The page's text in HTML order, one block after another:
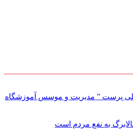
پرست ” مدیریت و موسس آموزشگاه
به نفع مردم است